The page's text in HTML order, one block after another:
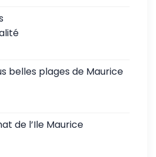
belles plages de Maurice
de l’Ile Maurice